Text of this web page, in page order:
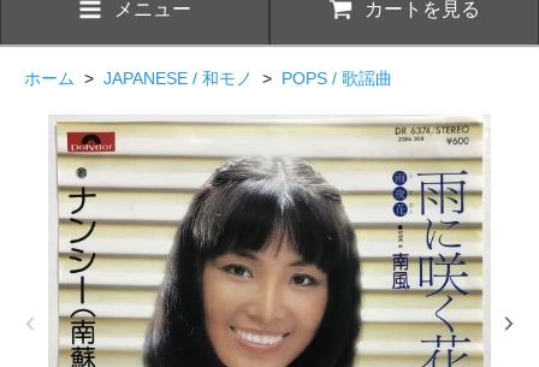
メニュー カートを見る
ホーム > JAPANESE / 和モノ > POPS / 歌謡曲